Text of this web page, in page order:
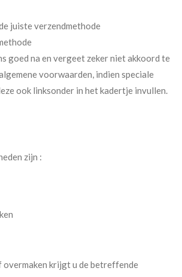
juiste verzendmethode
goed na en vergeet zeker niet akkoord te
voorwaarden, indien speciale
ook linksonder in het kadertje invullen.
zijn :
overmaken krijgt u de betreffende